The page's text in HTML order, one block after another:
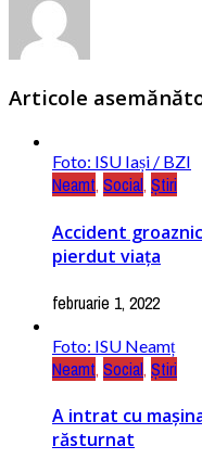
Articole
Foto: ISU Iași / BZI
Neamt, Social, Știri
Accident
pierdut viața
februarie 1, 2022
Foto: ISU Neamț
Neamt, Social, Știri
A intrat cu
răsturnat